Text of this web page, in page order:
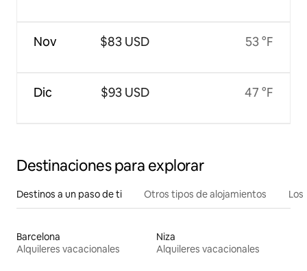
Nov
Dic
$83 USD
$93 USD
53 °F
47 °F
Destinaciones para explorar
Destinos a un paso de ti Otros tipos de alojamientos
Barcelona
Alquileres vacacionales
Niza
Alquileres vacacionales